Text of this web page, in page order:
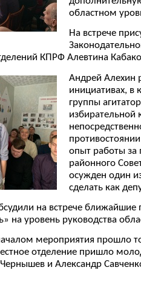
областном
На встрече
КПРФ Алевтина
Андрей Алехин
инициативах, в
группы
избирательной
опыт работы за
районного
осужден один
сделать как
на встрече ближайшие
на уровень руководства
мероприятия прошло
отделение пришло
и Александр